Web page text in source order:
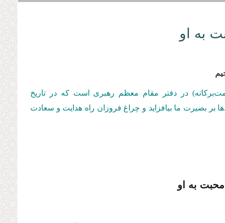
به او
در دفتر مقام معظم رهبری است كه در تاریخ
باشد تا این رهنمودها بر بصیرت ما بیافزاید و چراغ فروزان راه هدایت و سعادت
محبت به او